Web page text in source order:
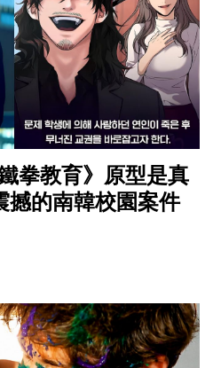
拳教育》原型是真
撼的南韓校園案件